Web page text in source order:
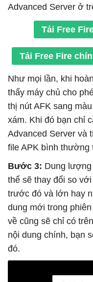
Advanced Server ở
Tải Free
Tải Free Fire
Như mọi lần, khi
thấy máy chủ cho
thị nút AFK sang
xám. Khi đó bạn chỉ
Advanced Server và
file APK bình thường
Bước 3: Dung lượng
thể sẽ thay đổi so
trước đó và lớn hay
dung mới trong
về cũng sẽ chỉ có
nội dung chính, bạn
đó.